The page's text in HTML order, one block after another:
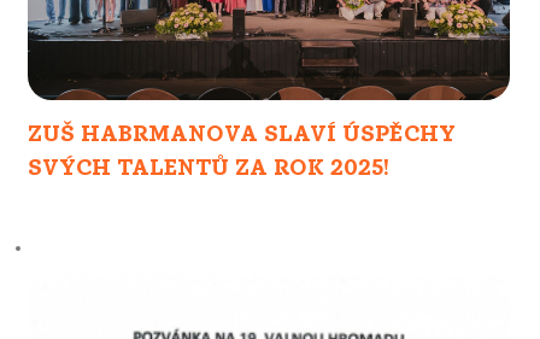
ZUŠ HABRMANOVA SLAVÍ ÚSPĚCHY
SVÝCH TALENTŮ ZA ROK 2025!